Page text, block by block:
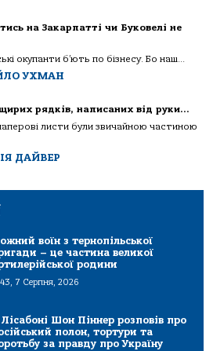
на Закарпатті чи Буковелі не
окупанти б’ють по бізнесу. Бо наш...
УХМАН
рядків, написаних від руки…
листи були звичайною частиною
ДАЙВЕР
воїн з тернопільської
– це частина великої
родини
7 Серпня, 2026
Шон Піннер розповів про
полон, тортури та
за правду про Україну